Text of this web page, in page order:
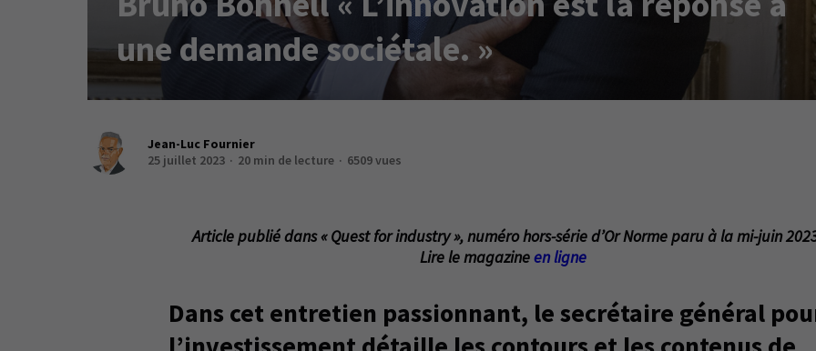
une demande sociétale. »
Jean-Luc Fournier
25 juillet 2023
20 min de lecture 6509 vues
Article publié dans « Quest for industry », numéro hors-série d’Or Norme paru à la mi-juin
Lire le magazineen ligne
Dans cet entretien passionnant, le secrétaire général